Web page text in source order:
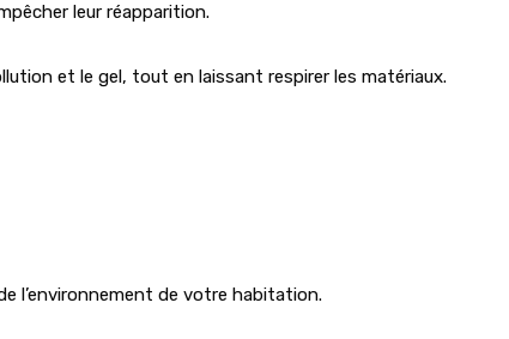
leur réapparition.
et le gel, tout en laissant respirer les matériaux.
l’environnement de votre habitation.